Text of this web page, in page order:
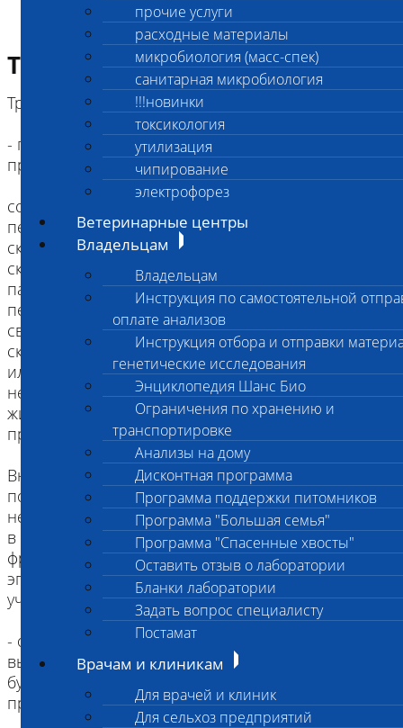
прочие услуги
расходные материалы
микробиология (масс-спек)
санитарная микробиология
!!!новинки
токсикология
утилизация
чипирование
электрофорез
Ветеринарные центры
Владельцам
Владельцам
Инструкция по самостоятельной
оплате анализов
Инструкция отбора и отправки
генетические исследования
Энциклопедия Шанс Био
Ограничения по хранению и
транспортировке
Анализы на дому
Дисконтная программа
Программа поддержки питомников
Программа "Большая семья"
Программа "Спасенные хвосты"
Оставить отзыв о лаборатории
Бланки лаборатории
Задать вопрос специалисту
Постамат
Врачам и клиникам
Для врачей и клиник
Для сельхоз предприятий
Требование к биоматериалу
Требования к пробе:
- глубокий соскоб с пораженных участков кожи (2
предметных стекла):
соскоб с кожи получается повторяющимися до
первых капель крови движениями лезвия
скальпеля параллельно поверхности кожной
складки, зажатой между большим и указательным
пальцами; полученный материал бережно
переносится на предметное стекло, зажимается
сверху другим предметным стеклом и
скрепляется со стороны коротких краев скотчем
или самоклеющейся бумагой. Для исследования
не нужно добавлять на соскоб масло, вязкие
жидкости препятствуют дальнейшей обработке
препаратов и затрудняют диагностику.
Внимание! с участков кожи с тонким слоем
подкожной клетчатки глубокие соскобы брать
нельзя во избежания травмирования животного,
в этом случае достаточно собрать лишь
фрагменты поверхностного ороговевшего
эпителия либо выбрать другие, более плотные
участки.
- образец шерсти, полученный методом
выщипывания (нельзя срезать ножницами!) в
бумажном конверте соизмеримого размера или
пробирке типа Эппендорфа: